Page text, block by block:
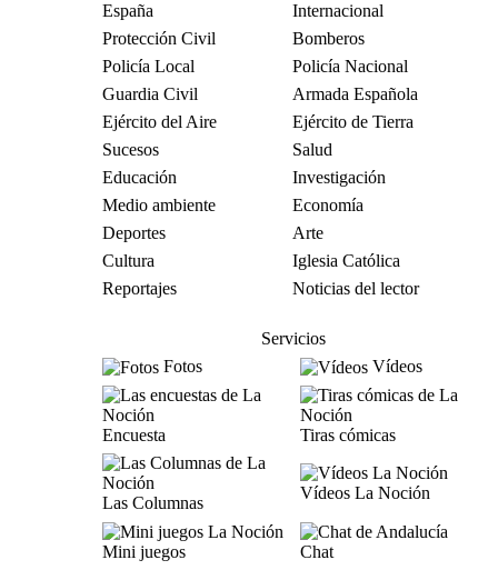
España
Internacional
Protección Civil
Bomberos
Policía Local
Policía Nacional
Guardia Civil
Armada Española
Ejército del Aire
Ejército de Tierra
Sucesos
Salud
Educación
Investigación
Medio ambiente
Economía
Deportes
Arte
Cultura
Iglesia Católica
Reportajes
Noticias del lector
Servicios
Fotos
Vídeos
Encuesta Tiras cómicas
Las Columnas
Vídeos La Noción
Mini juegos
Chat